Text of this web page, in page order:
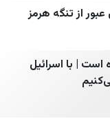
پایگاه اطلاع رسانی
تقريب
تیتربرتر